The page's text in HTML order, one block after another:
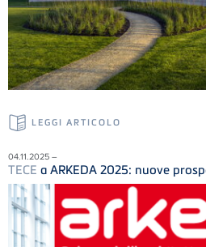
LEGGI ARTICOLO
04.11.2025 –
TECE a ARKEDA 2025: nuove